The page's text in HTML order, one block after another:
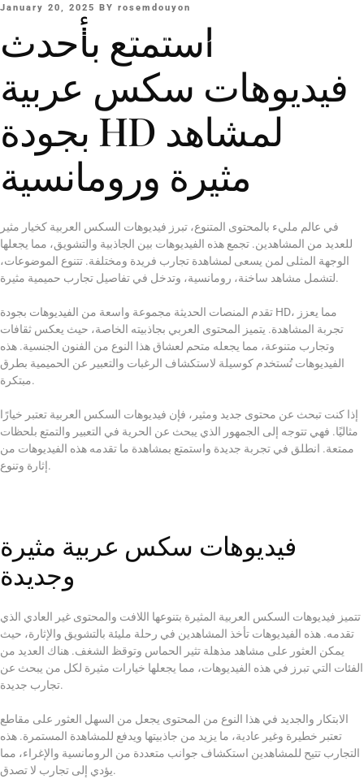
Rose M. Douyon
January 20, 2025 BY rosemdouyon
استمتع بأحدث
فيديوهات سكس عربية
بجودة HD لمشاهد
مثيرة ورومانسية
في عالم مليء بالمحتوى المتنوع، تبرز فيديوهات السكس العربية كخيار مثير
للعديد من المشاهدين. تجمع هذه الفيديوهات بين الجاذبية والتشويق، مما يجعلها
الوجهة المثلى لمن يسعى لمشاهدة تجارب فريدة ومختلفة. تتنوع الموضوعات،
لتشمل مشاهد ساخنة، رومانسية، وتدخل في تفاصيل تجارب حميمية مثيرة.
تقدم المنصات الحديثة مجموعة واسعة من الفيديوهات بجودة HD، مما يعزز
تجربة المشاهدة. يتميز المحتوى العربي بجاذبيته الخاصة، حيث يعكس ثقافات
وتجارب متنوعة، مما يجعله متحم لعشاق هذا النوع من الفنون الجنسية. هذه
الفيديوهات تُستخدم كوسيلة لاستكشاف الرغبات والتعبير عن الحميمية بطرق
مبتكرة.
إذا كنت تبحث عن محتوى جديد ومثير، فإن فيديوهات السكس العربية تعتبر خيارًا
مثاليًا. فهي تتوجه إلى الجمهور الذي يبحث عن الحرية في التعبير والتمتع بلحظات
ممتعة. انطلق في تجربة جديدة واستمتع بمشاهدة ما تقدمه هذه الفيديوهات من
إثارة وتنوع.
فيديوهات سكس عربية مثيرة
وجديدة
تتميز فيديوهات السكس العربية المثيرة بتنوعها اللافت والمحتوى غير العادي الذي
تقدمه. هذه الفيديوهات تأخذ المشاهدين في رحلة مليئة بالتشويق والإثارة، حيث
يمكن العثور على مشاهد مذهلة تثير الحماس وتوقظ الشغف. هناك العديد من
الفئات التي تبرز في هذه الفيديوهات، مما يجعلها خيارات مثيرة لكل من يبحث عن
تجارب جديدة.
الابتكار والجديد في هذا النوع من المحتوى يجعل من السهل العثور على مقاطع
تعتبر خطيرة وغير عادية، ما يزيد من جاذبيتها ويدفع للمشاهدة المستمرة. هذه
التجارب تتيح للمشاهدين استكشاف جوانب متعددة من الرومانسية والإغراء، مما
يؤدي إلى تجارب لا تصدق.